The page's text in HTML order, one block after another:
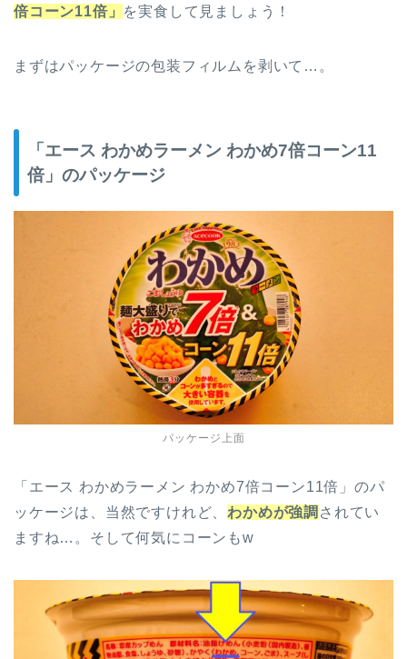
倍コーン11倍」 を実食して見ましょう！
まずはパッケージの包装フィルムを剥いて…。
「エース わかめラーメン わかめ7倍コーン11
倍」のパッケージ
パッケージ上面
「エース わかめラーメン わかめ7倍コーン11倍」のパ
ッケージは、当然ですけれど、 わかめが強調 されてい
ますね…。そして何気にコーンもw